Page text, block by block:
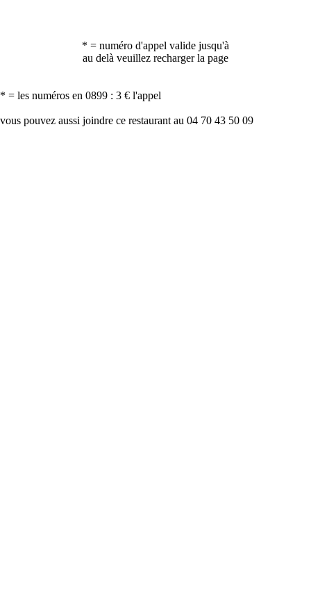
* = numéro d'appel valide jusqu'à
au delà veuillez recharger la page
* = les numéros en 0899 : 3 € l'appel
vous pouvez aussi joindre ce restaurant au 04 70 43 50 09